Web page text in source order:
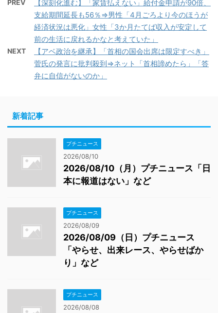
PREV
【深刻化進む】「家賃払えない」給付金申請が90倍、
支給期間延長も56％⇒男性「4月ごろより今のほうが
経済状況は悪化」女性「3か月たてば収入が安定して
前の生活に戻れるかなと考えていた」
NEXT
【アベ政治を継承】「首相の国会出席は限定すべき」
菅氏の発言に批判殺到⇒ネット「首相諦めたら」「答
弁に自信がないのか」
新着記事
プチニュース
2026/08/10
2026/08/10（月）プチニュース「日
本に報道はない」など
プチニュース
2026/08/09
2026/08/09（日）プチニュース
「やらせ、出来レース、やらせばか
り」など
プチニュース
2026/08/08